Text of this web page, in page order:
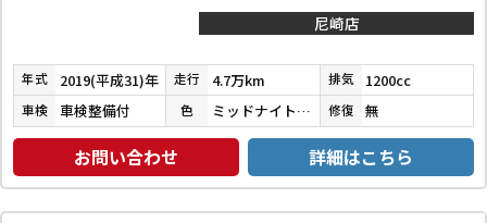
尼崎店
年式 2019(平成31)年 走行 4.7万km 排気 1200cc
車検 車検整備付 色 ミッドナイトバイオレットメタリック 修復 無
お問い合わせ 詳細はこちら